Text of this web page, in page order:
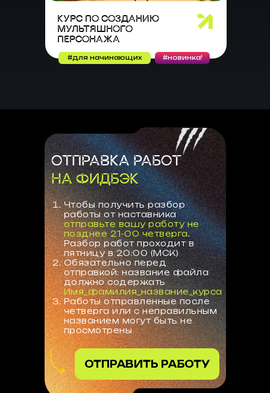
КУРС ПО СОЗДАНИЮ
МУЛЬТЯШНОГО
ПЕРСОНАЖА
#для начинающих #новинка!
ОТПРАВКА РАБОТ
НА ФИДБЭК
Чтобы получить разбор
работы от наставника
отправьте вашу работу не
позднее 21-00 четверга.
Разбор работ проходит в
пятницу в 20:00 (МСК)
Обязательно перед
отправкой: название файла
должно содержать
Имя_фамилия_название_курса
Работы отправленные после
четверга или с неправильным
названием могут быть не
просмотрены
ОТПРАВИТЬ РАБОТУ